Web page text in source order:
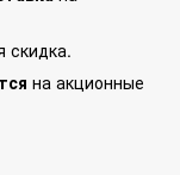
скидка.
на акционные